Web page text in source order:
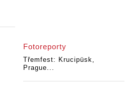
Fotoreporty
Třemfest: Krucipüsk,
Prague...